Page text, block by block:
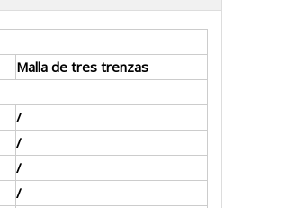
Malla de tres trenzas
/
/
/
/